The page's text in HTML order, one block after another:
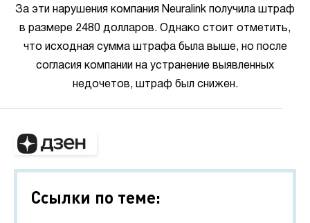
За эти нарушения компания Neuralink получила штраф
в размере 2480 долларов. Однако стоит отметить,
что исходная сумма штрафа была выше, но после
согласия компании на устранение выявленных
недочетов, штраф был снижен.
Ссылки по теме: